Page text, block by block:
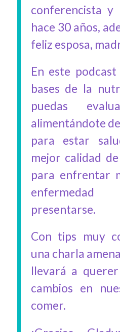
conferencista y
hace 30 años,
feliz esposa,
En este
bases de la
puedas
alimentándote
para estar
mejor calidad
para enfrentar
presentarse.
Con tips muy
una charla
llevará a
cambios en
comer.